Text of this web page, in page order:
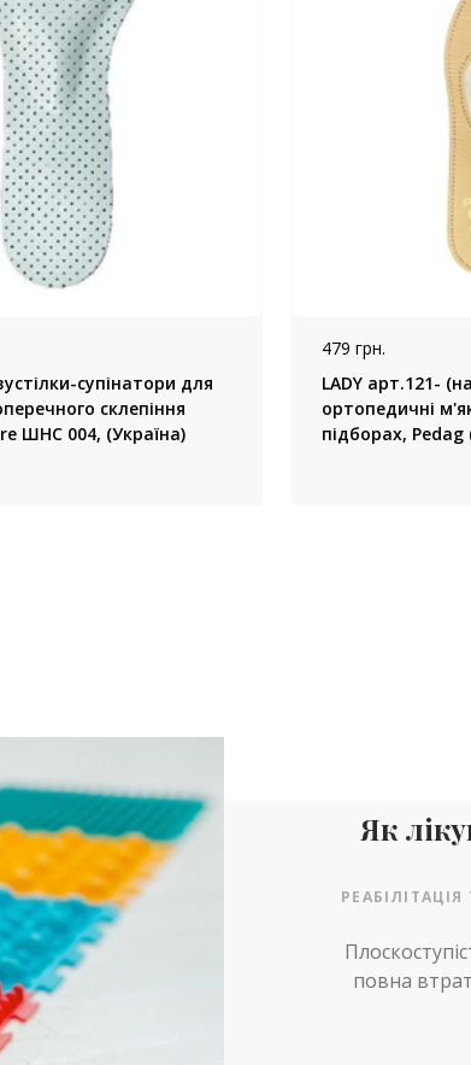
супінатори для
склепіння
ШНС 004, (Україна)
479 грн.
LADY арт.121- (напівустілки) устілки
ортопедичні
підборах,
Як
повна